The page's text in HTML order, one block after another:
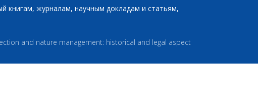
книгам, журналам, научным докладам и статьям,
and nature management: historical and legal aspect